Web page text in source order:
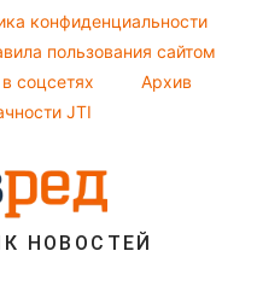
конфиденциальности
пользования сайтом
соцсетях
Архив
JTI
НОВОСТЕЙ